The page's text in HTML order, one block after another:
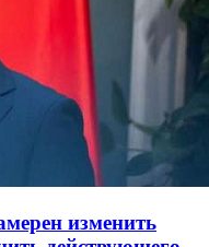
изменить